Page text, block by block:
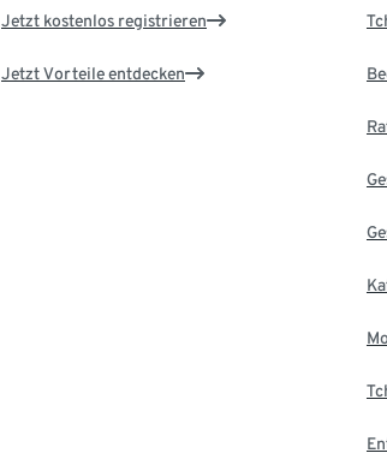
Jetzt kostenlos registrieren
Jetzt Vorteile entdecken